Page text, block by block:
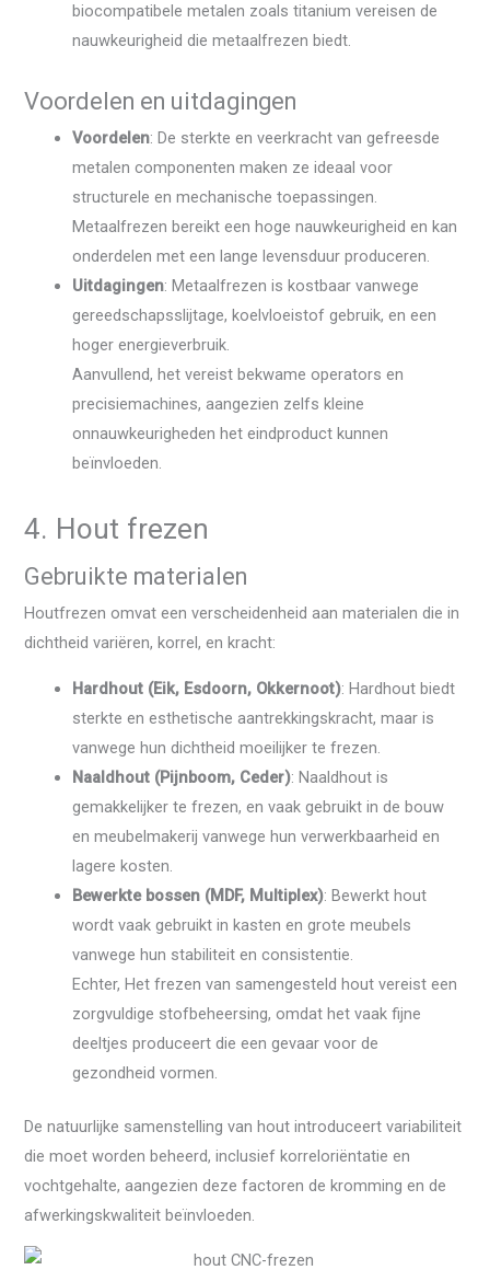
biocompatibele metalen zoals titanium vereisen de
nauwkeurigheid die metaalfrezen biedt.
Voordelen en uitdagingen
Voordelen: De sterkte en veerkracht van gefreesde
metalen componenten maken ze ideaal voor
structurele en mechanische toepassingen.
Metaalfrezen bereikt een hoge nauwkeurigheid en kan
onderdelen met een lange levensduur produceren.
Uitdagingen: Metaalfrezen is kostbaar vanwege
gereedschapsslijtage, koelvloeistof gebruik, en een
hoger energieverbruik.
Aanvullend, het vereist bekwame operators en
precisiemachines, aangezien zelfs kleine
onnauwkeurigheden het eindproduct kunnen
beïnvloeden.
4. Hout frezen
Gebruikte materialen
Houtfrezen omvat een verscheidenheid aan materialen die in
dichtheid variëren, korrel, en kracht:
Hardhout (Eik, Esdoorn, Okkernoot): Hardhout biedt
sterkte en esthetische aantrekkingskracht, maar is
vanwege hun dichtheid moeilijker te frezen.
Naaldhout (Pijnboom, Ceder): Naaldhout is
gemakkelijker te frezen, en vaak gebruikt in de bouw
en meubelmakerij vanwege hun verwerkbaarheid en
lagere kosten.
Bewerkte bossen (MDF, Multiplex): Bewerkt hout
wordt vaak gebruikt in kasten en grote meubels
vanwege hun stabiliteit en consistentie.
Echter, Het frezen van samengesteld hout vereist een
zorgvuldige stofbeheersing, omdat het vaak fijne
deeltjes produceert die een gevaar voor de
gezondheid vormen.
De natuurlijke samenstelling van hout introduceert variabiliteit
die moet worden beheerd, inclusief korreloriëntatie en
vochtgehalte, aangezien deze factoren de kromming en de
afwerkingskwaliteit beïnvloeden.